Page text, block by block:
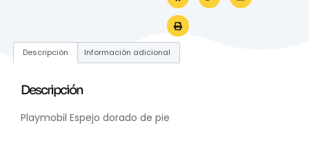
Descripción Información adicional
Descripción
Playmobil Espejo dorado de pie